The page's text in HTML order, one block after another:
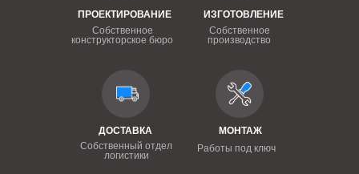
ПРОЕКТИРОВАНИЕ
Собственное
конструкторское бюро
ИЗГОТОВЛЕНИЕ
Собственное
производство
ДОСТАВКА
Собственный отдел
логистики
МОНТАЖ
Работы под ключ